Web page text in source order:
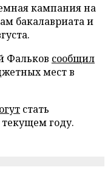
кампания на
бакалавриата и
Фальков сообщил
мест в
стать
текущем году.